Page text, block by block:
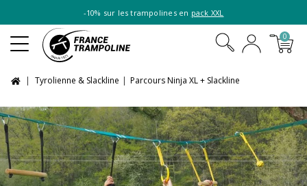
-10% sur les trampolines en pack XXL
0
Tyrolienne & Slackline Parcours Ninja XL + Slackline